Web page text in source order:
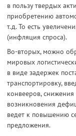
в пользу твердых
приобретению
т.д. То есть
(инфляция спроса).
Во-вторых, можно
мировых
в виде задержек
транспортировку,
конвееров,
возникновения
ведет к повышению
предложения.